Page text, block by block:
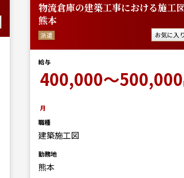
物流倉庫の建築工事における施工
熊本
派遣 お気に入り
給与
400,000～500,000
月
職種
建築施工図
勤務地
熊本